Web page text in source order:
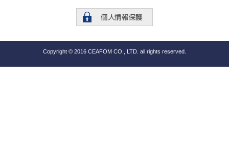
Copyright © 2016 CEAFOM CO., LTD. all rights reserved.